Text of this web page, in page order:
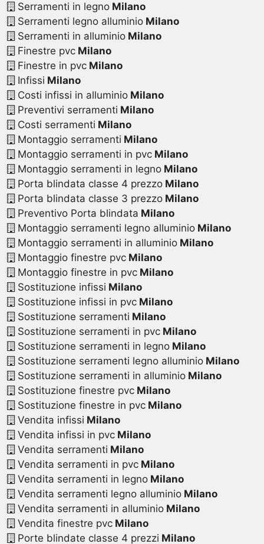
Serramenti in legnoMilano
Serramenti legno alluminioMilano
Serramenti in alluminioMilano
Finestre pvcMilano
Finestre in pvcMilano
Infissi Milano
Costi infissi in alluminioMilano
Preventivi serramenti Milano
Costi serramenti Milano
Montaggio serramenti Milano
Montaggio serramenti in pvcMilano
Montaggio serramenti in legnoMilano
Porta blindata classe 4 prezzoMilano
Porta blindata classe 3 prezzoMilano
Preventivo Porta blindata Milano
Montaggio serramenti legno alluminioMilano
Montaggio serramenti in alluminioMilano
Montaggio finestre pvcMilano
Montaggio finestre in pvcMilano
Sostituzione infissi Milano
Sostituzione infissi in pvcMilano
Sostituzione serramenti Milano
Sostituzione serramenti in pvcMilano
Sostituzione serramenti in legnoMilano
Sostituzione serramenti legno alluminioMilano
Sostituzione serramenti in alluminioMilano
Sostituzione finestre pvcMilano
Sostituzione finestre in pvcMilano
Vendita infissi Milano
Vendita infissi in pvcMilano
Vendita serramenti Milano
Vendita serramenti in pvcMilano
Vendita serramenti in legnoMilano
Vendita serramenti legno alluminioMilano
Vendita serramenti in alluminioMilano
Vendita finestre pvcMilano
Porte blindate classe 4 prezzi Milano